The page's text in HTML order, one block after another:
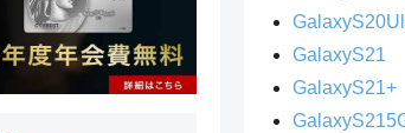
GalaxyS21
GalaxyS21+